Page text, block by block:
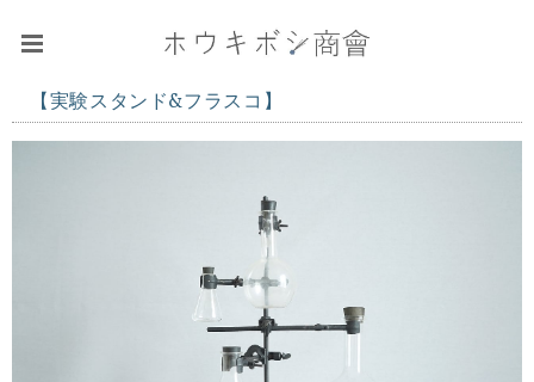
【実験スタンド&フラスコ】